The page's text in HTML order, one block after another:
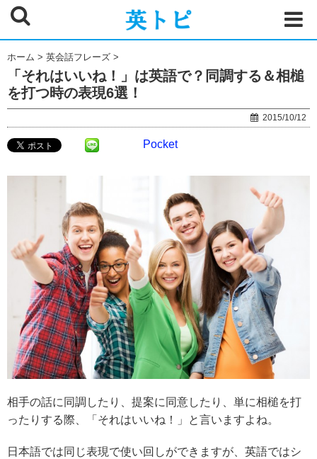
ホーム > 英会話フレーズ >
「それはいいね！」は英語で？同調する＆相槌
を打つ時の表現6選！
2015/10/12
Pocket
相手の話に同調したり、提案に同意したり、単に相槌を打
ったりする際、「それはいいね！」と言いますよね。
日本語では同じ表現で使い回しができますが、英語ではシ